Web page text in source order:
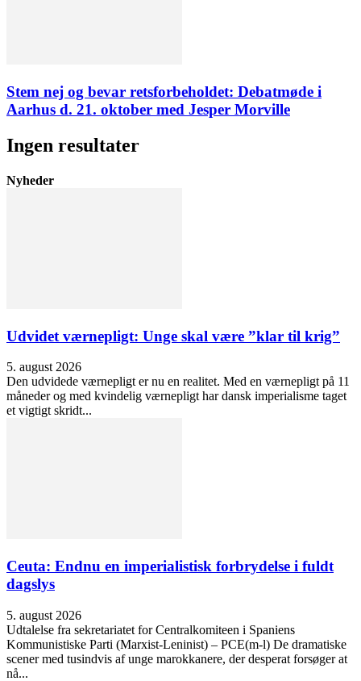
Stem nej og bevar retsforbeholdet: Debatmøde i
Aarhus d. 21. oktober med Jesper Morville
Ingen resultater
Nyheder
Udvidet værnepligt: Unge skal være ”klar til krig”
5. august 2026
Den udvidede værnepligt er nu en realitet. Med en værnepligt på 11
måneder og med kvindelig værnepligt har dansk imperialisme taget
et vigtigt skridt...
Ceuta: Endnu en imperialistisk forbrydelse i fuldt
dagslys
5. august 2026
Udtalelse fra sekretariatet for Centralkomiteen i Spaniens
Kommunistiske Parti (Marxist-Leninist) – PCE(m-l) De dramatiske
scener med tusindvis af unge marokkanere, der desperat forsøger at
nå...